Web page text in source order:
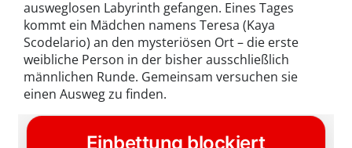
ausweglosen Labyrinth gefangen. Eines Tages
kommt ein Mädchen namens Teresa (Kaya
Scodelario) an den mysteriösen Ort – die erste
weibliche Person in der bisher ausschließlich
männlichen Runde. Gemeinsam versuchen sie
einen Ausweg zu finden.